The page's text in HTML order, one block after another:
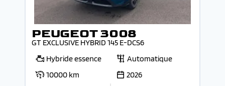
PEUGEOT 3008
GT EXCLUSIVE HYBRID 145 E-DCS6
Hybride essence
Automatique
10000 km
2026